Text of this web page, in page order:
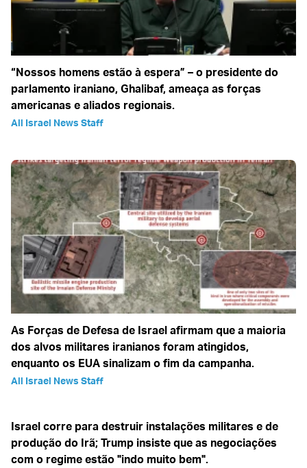
“Nossos homens estão à espera” – o presidente do
parlamento iraniano, Ghalibaf, ameaça as forças
americanas e aliados regionais.
All Israel News Staff
As Forças de Defesa de Israel afirmam que a maioria
dos alvos militares iranianos foram atingidos,
enquanto os EUA sinalizam o fim da campanha.
All Israel News Staff
Israel corre para destruir instalações militares e de
produção do Irã; Trump insiste que as negociações
com o regime estão "indo muito bem".